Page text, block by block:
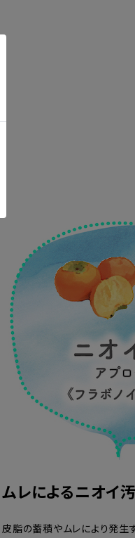
ムレによるニオイ汚
皮脂の蓄積やムレにより発生